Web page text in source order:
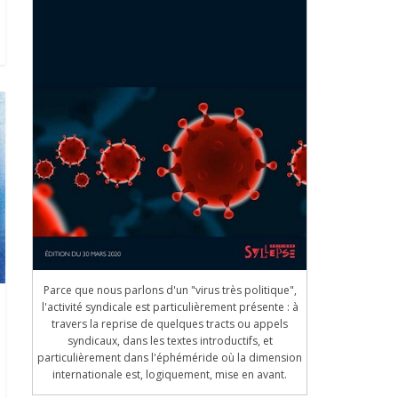
Parce que nous parlons d'un "virus très politique",
l'activité syndicale est particulièrement présente : à
travers la reprise de quelques tracts ou appels
syndicaux, dans les textes introductifs, et
particulièrement dans l'éphéméride où la dimension
internationale est, logiquement, mise en avant.